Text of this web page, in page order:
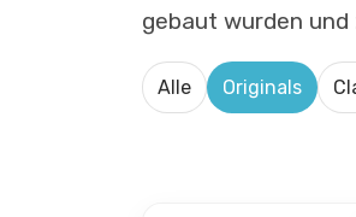
gebaut wurden
Alle Originals